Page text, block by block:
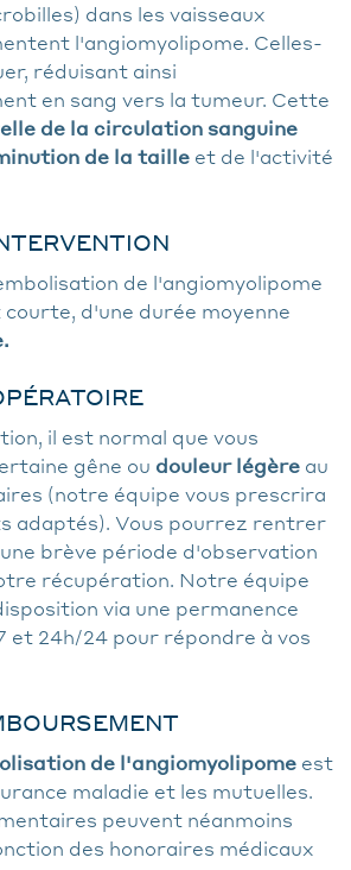
dans les vaisseaux
l'angiomyolipome. Celles-
réduisant ainsi
en sang vers la tumeur. Cette
de la circulation sanguine
de la taille et de l'activité
de l'angiomyolipome
d'une durée moyenne
il est normal que vous
gêne ou douleur légère au
(notre équipe vous prescrira
adaptés). Vous pourrez rentrer
brève période d'observation
récupération. Notre équipe
via une permanence
et 24h/24 pour répondre à vos
de l'angiomyolipome est
maladie et les mutuelles.
peuvent néanmoins
des honoraires médicaux